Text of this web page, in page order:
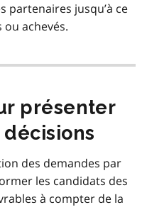
partenaires jusqu’à ce
ou achevés.
présenter
des demandes par
les candidats des
à compter de la